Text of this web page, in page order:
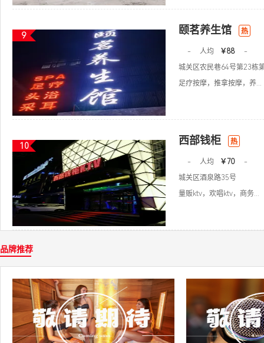
9 颐茗养生馆 热
- 人均 ￥88
-
城关区农民巷64号第23栋
足疗按摩，推拿按摩，养...
10 西部钱柜 热
- 人均 ￥70
-
城关区酒泉路35号
量贩ktv，欢唱ktv，商务...
品牌推荐